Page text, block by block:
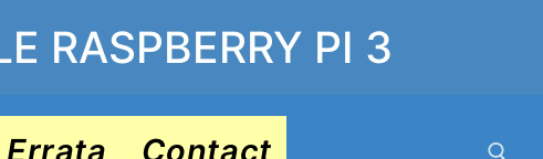
RASPBERRY PI 3
Errata Contact